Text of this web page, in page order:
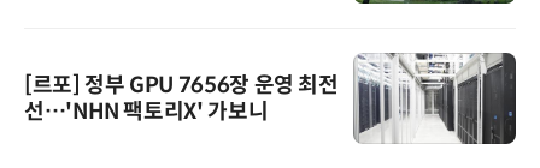
[르포] 정부 GPU 7656장 운영 최전
선…'NHN 팩토리X' 가보니